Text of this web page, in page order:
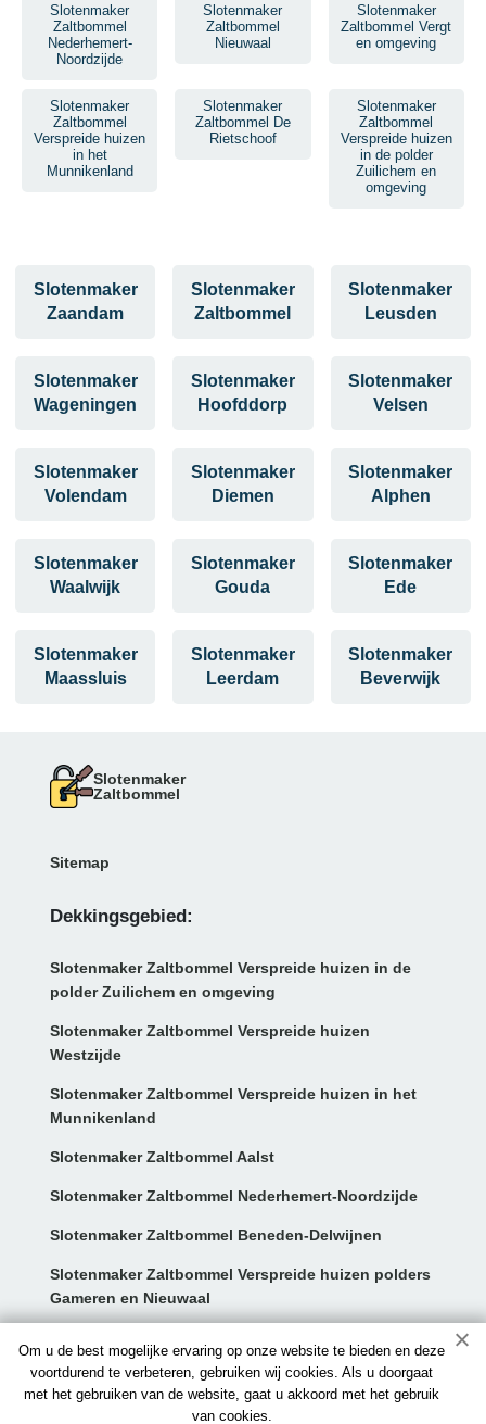
Slotenmaker
Zaltbommel
Nederhemert-
Noordzijde
Slotenmaker
Zaltbommel
Nieuwaal
Slotenmaker
Zaltbommel Vergt
en omgeving
Slotenmaker
Zaltbommel
Verspreide huizen
in het
Munnikenland
Slotenmaker
Zaltbommel De
Rietschoof
Slotenmaker
Zaltbommel
Verspreide huizen
in de polder
Zuilichem en
omgeving
Om u de best mogelijke ervaring op onze website te bieden en deze
voortdurend te verbeteren, gebruiken wij cookies. Als u doorgaat
met het gebruiken van de website, gaat u akkoord met het gebruik
van cookies.
Slotenmaker
Zaandam
Slotenmaker
Zaltbommel
Slotenmaker
Leusden
Slotenmaker
Wageningen
Slotenmaker
Hoofddorp
Slotenmaker
Velsen
Slotenmaker
Volendam
Slotenmaker
Diemen
Slotenmaker
Alphen
Slotenmaker
Waalwijk
Slotenmaker
Gouda
Slotenmaker
Ede
Slotenmaker
Maassluis
Slotenmaker
Leerdam
Slotenmaker
Beverwijk
Slotenmaker
Zaltbommel
Sitemap
Dekkingsgebied:
Slotenmaker Zaltbommel Verspreide huizen in de
polder Zuilichem en omgeving
Slotenmaker Zaltbommel Verspreide huizen
Westzijde
Slotenmaker Zaltbommel Verspreide huizen in het
Munnikenland
Slotenmaker Zaltbommel Aalst
Slotenmaker Zaltbommel Nederhemert-Noordzijde
Slotenmaker Zaltbommel Beneden-Delwijnen
Slotenmaker Zaltbommel Verspreide huizen polders
Gameren en Nieuwaal
Contact:
info@slotenmaker-zaltbommel.nl